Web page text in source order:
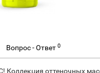
Вопрос - Ответ0
оттеночных